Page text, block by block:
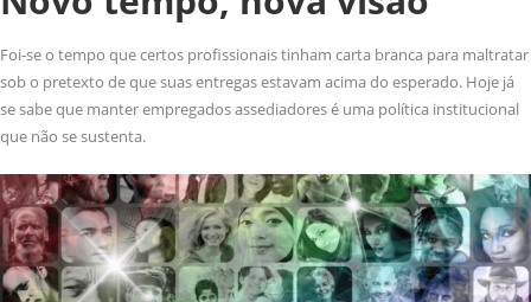
Foi-se o tempo que certos profissionais tinham carta branca para maltratar
sob o pretexto de que suas entregas estavam acima do esperado. Hoje já
se sabe que manter empregados assediadores é uma política institucional
que não se sustenta.